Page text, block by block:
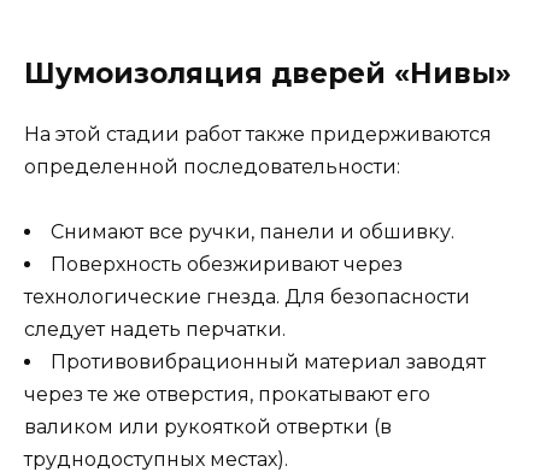
Шумоизоляция дверей «Нивы»
На этой стадии работ также придерживаются
определенной последовательности:
Снимают все ручки, панели и обшивку.
Поверхность обезжиривают через
технологические гнезда. Для безопасности
следует надеть перчатки.
Противовибрационный материал заводят
через те же отверстия, прокатывают его
валиком или рукояткой отвертки (в
труднодоступных местах).